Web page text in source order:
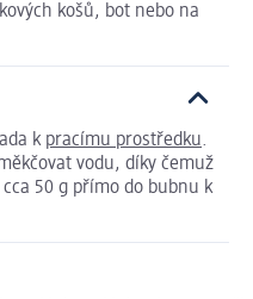
košů, bot nebo na
k pracímu prostředku.
vodu, díky čemuž
50 g přímo do bubnu k